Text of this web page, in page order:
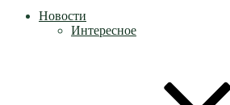
Новости
Интересное